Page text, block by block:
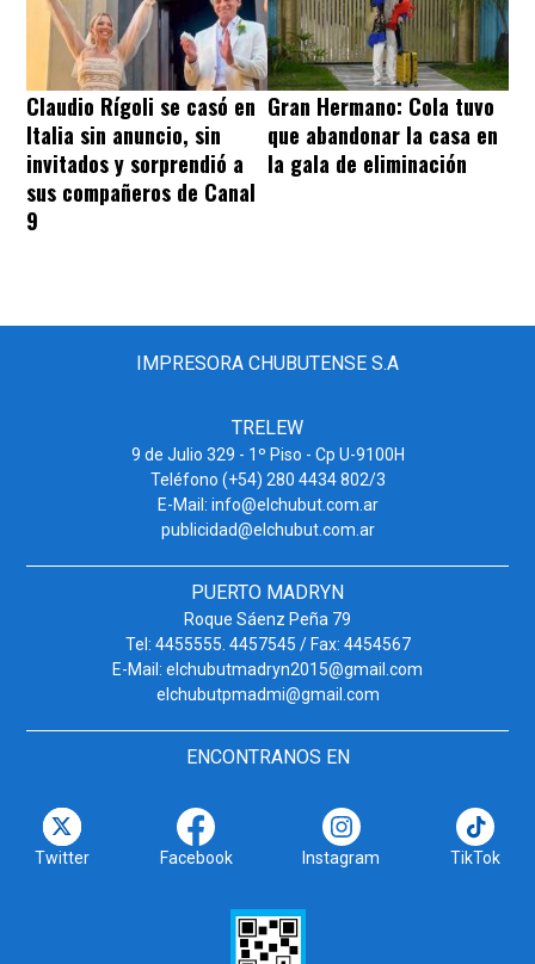
Claudio Rígoli se casó en
Italia sin anuncio, sin
invitados y sorprendió a
sus compañeros de Canal
9
Gran Hermano: Cola tuvo
que abandonar la casa en
la gala de eliminación
IMPRESORA CHUBUTENSE S.A
TRELEW
9 de Julio 329 - 1º Piso - Cp U-9100H
Teléfono (+54) 280 4434 802/3
E-Mail: info@elchubut.com.ar
publicidad@elchubut.com.ar
PUERTO MADRYN
Roque Sáenz Peña 79
Tel: 4455555. 4457545 / Fax: 4454567
E-Mail: elchubutmadryn2015@gmail.com
elchubutpmadmi@gmail.com
ENCONTRANOS EN
Twitter Facebook Instagram TikTok